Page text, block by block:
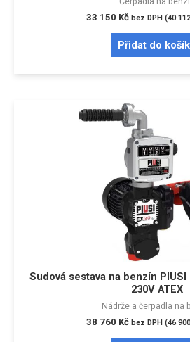
33 150 Kč bez DPH (40
Přidat do
Sudová sestava na benzín PIUSI
230V ATEX
Nádrže a čerpadla na
38 760 Kč bez DPH (46